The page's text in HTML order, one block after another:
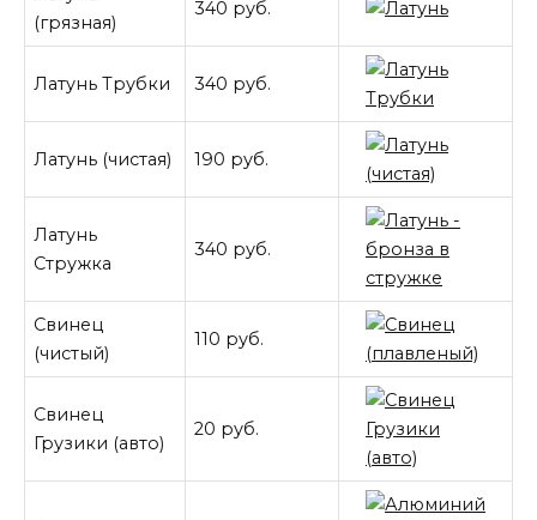
(грязная)
340 руб.
Латунь Трубки 340 руб.
Латунь (чистая) 190 руб.
Латунь
Стружка
340 руб.
Свинец
(чистый)
110 руб.
Свинец
Грузики (авто)
20 руб.